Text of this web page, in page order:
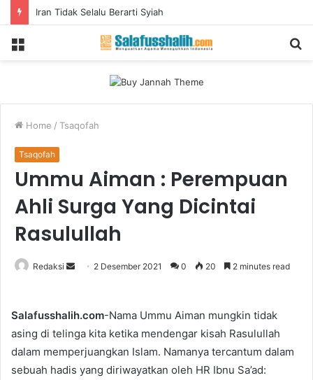
Iran Tidak Selalu Berarti Syiah
Home / Tsaqofah
Tsaqofah
Ummu Aiman : Perempuan
Ahli Surga Yang Dicintai
Rasulullah
Redaksi
d
a
n
e
2 Desember 2021 0 20 2 minutes read
Salafusshalih.com-Nama Ummu Aiman mungkin tidak
asing di telinga kita ketika mendengar kisah Rasulullah
dalam memperjuangkan Islam. Namanya tercantum dalam
sebuah hadis yang diriwayatkan oleh HR Ibnu Sa’ad: